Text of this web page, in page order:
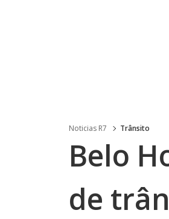
Noticias R7 Trânsito
Belo
de